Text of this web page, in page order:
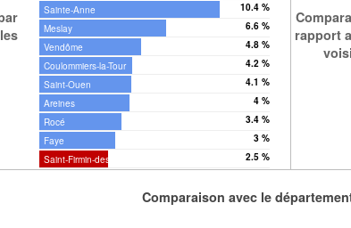
Sainte-Anne 10.4 %
Meslay 6.6 %
Vendôme 4.8 %
Coulommiers-la-Tour 4.2 %
Saint-Ouen 4.1 %
Areines 4 %
Rocé 3.4 %
Faye 3 %
Saint-Firmin-des-Prés 2.5 %
rapport
Comparaison avec le